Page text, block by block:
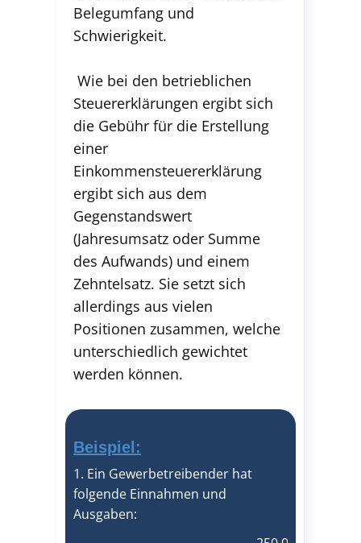
Belegumfang und
Schwierigkeit.
Wie bei den betrieblichen
Steuererklärungen ergibt sich
die Gebühr für die Erstellung
einer
Einkommensteuererklärung
ergibt sich aus dem
Gegenstandswert
(Jahresumsatz oder Summe
des Aufwands) und einem
Zehntelsatz. Sie setzt sich
allerdings aus vielen
Positionen zusammen, welche
unterschiedlich gewichtet
werden können.
Beispiel:
1. Ein Gewerbetreibender hat
folgende Einnahmen und
Ausgaben: